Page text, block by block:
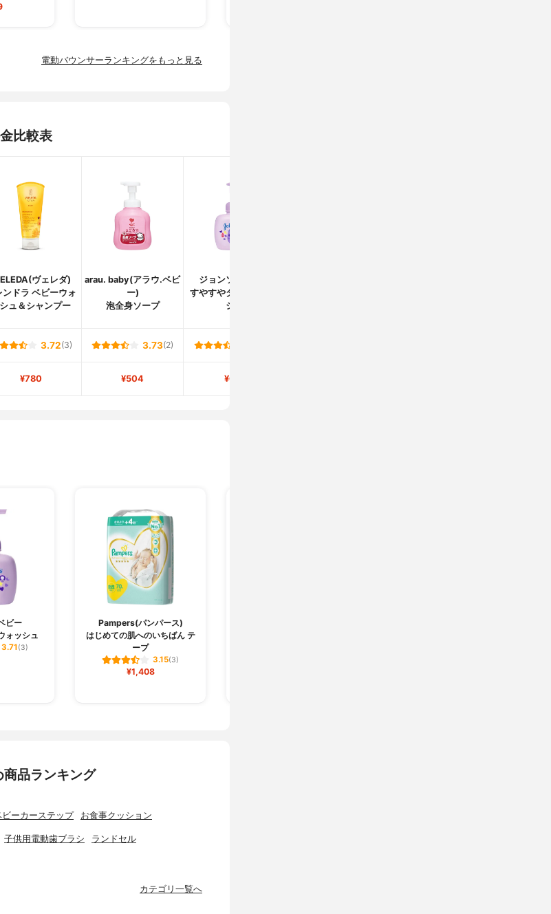
電動バウンサーランキングをもっと見る
比較表
ヴェレダ)
ンドラ ベビーウォ
ュ＆シャンプー
arau. baby(アラウ.ベビ
ー)
泡全身ソープ
ジョンソンベビー
すやすやタイムウォッ
シュ
3.72(3) 3.73(2)
¥780 ¥504 ¥651
ビー
ォッシュ
3.71(3)
Pampers(パンパース)
はじめての肌へのいちばん テ
ープ
3.15(3)
¥1,408
品ランキング
ビーカーステップ お食事クッション
子供用電動歯ブラシ ランドセル
カテゴリ一覧へ